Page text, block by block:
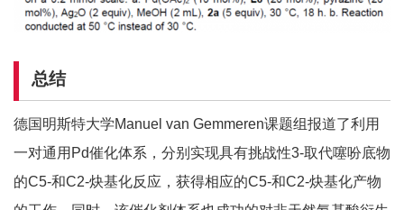
总结
德国明斯特大学Manuel van Gemmeren课题组报道了利用
一对通用Pd催化体系，分别实现具有挑战性3-取代噻吩底物
的C5-和C2-炔基化反应，获得相应的C5-和C2-炔基化产物